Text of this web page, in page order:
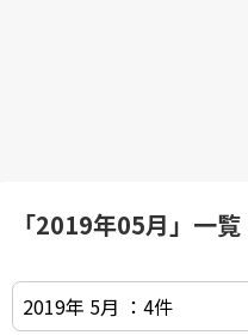
「2019年05月」 一覧
2019年 5月 ：4件